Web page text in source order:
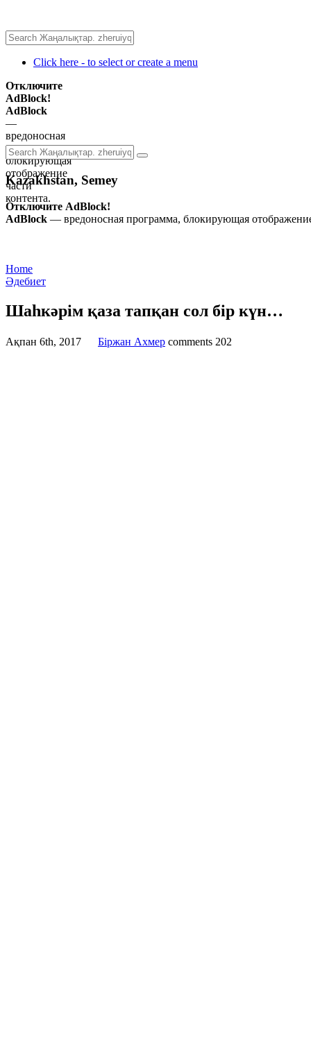
Click here - to select or create a menu
Отключите
AdBlock!
AdBlock
—
вредоносная
программа,
блокирующая
отображение
части
контента.
Kazakhstan, Semey
Отключите AdBlock!
AdBlock — вредоносная программа, блокирующая
Home
Әдебиет
Шаһкәрім қаза тапқан сол бір күн…
Ақпан 6th, 2017 Бiржан Ахмер comments 202